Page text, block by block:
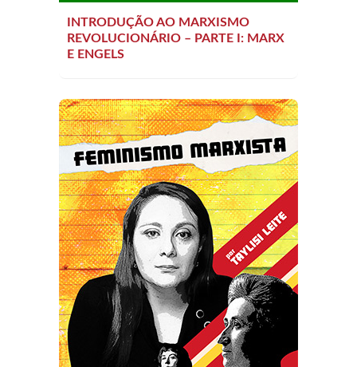
INTRODUÇÃO AO MARXISMO
REVOLUCIONÁRIO – PARTE I: MARX
E ENGELS